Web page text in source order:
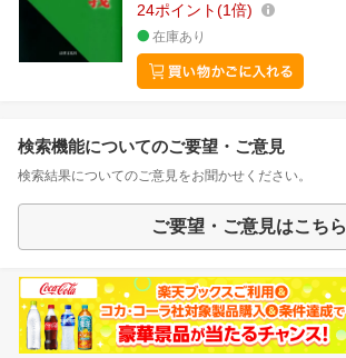
24ポイント 1倍
在庫あり
検索機能についてのご要望・ご意見
検索結果についてのご意見をお聞かせください。
ご要望・ご意見はこちら